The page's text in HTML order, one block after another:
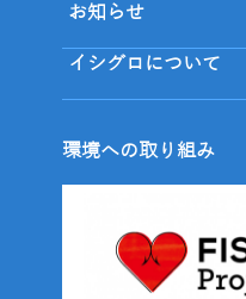
お知らせ
イシグロについて
環境への取り組み